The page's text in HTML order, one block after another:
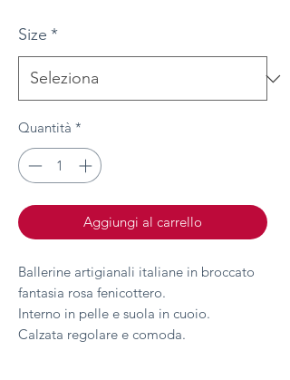
Size *
Quantità *
Aggiungi al carrello
Ballerine artigianali italiane in broccato
fantasia rosa fenicottero.
Interno in pelle e suola in cuoio.
Calzata regolare e comoda.